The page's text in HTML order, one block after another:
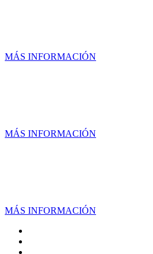
MÁS INFORMACIÓN
MÁS INFORMACIÓN
MÁS INFORMACIÓN